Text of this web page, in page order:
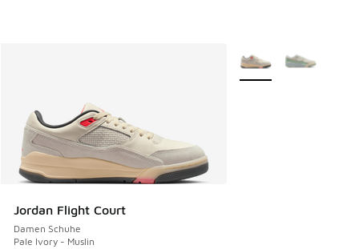
Jordan Flight Court
Damen Schuhe
Pale Ivory - Muslin
Weitere Farben